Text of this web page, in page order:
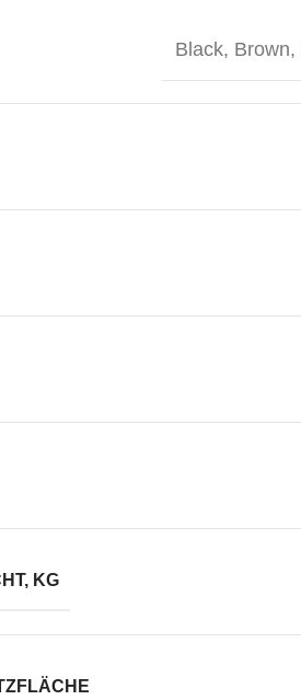
Black, Brown,
KG